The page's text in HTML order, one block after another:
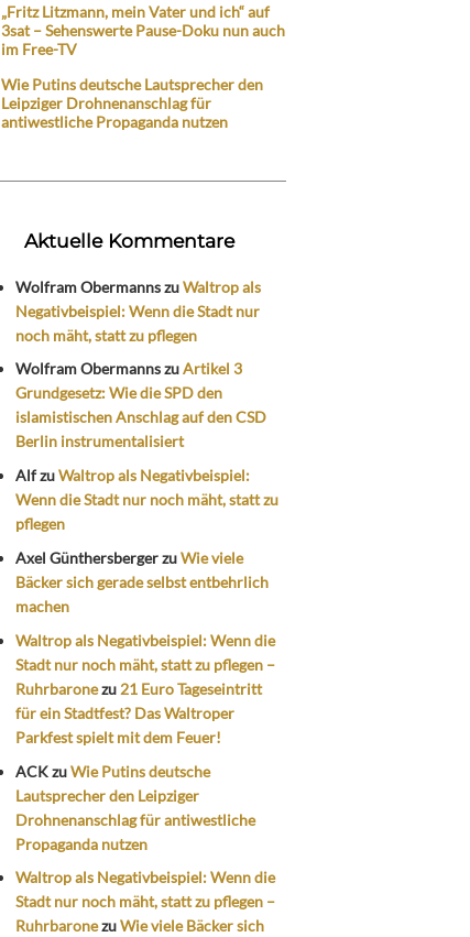
„Fritz Litzmann, mein Vater und ich“ auf
3sat – Sehenswerte Pause-Doku nun auch
im Free-TV
Wie Putins deutsche Lautsprecher den
Leipziger Drohnenanschlag für
antiwestliche Propaganda nutzen
Aktuelle Kommentare
Wolfram ObermannszuWaltrop als
Negativbeispiel: Wenn die Stadt nur
noch mäht, statt zu pflegen
Wolfram ObermannszuArtikel 3
Grundgesetz: Wie die SPD den
islamistischen Anschlag auf den CSD
Berlin instrumentalisiert
AlfzuWaltrop als Negativbeispiel:
Wenn die Stadt nur noch mäht, statt zu
pflegen
Axel GünthersbergerzuWie viele
Bäcker sich gerade selbst entbehrlich
machen
Waltrop als Negativbeispiel: Wenn die
Stadt nur noch mäht, statt zu pflegen –
Ruhrbaronezu 21 Euro Tageseintritt
für ein Stadtfest? Das Waltroper
Parkfest spielt mit dem Feuer!
ACKzuWie Putins deutsche
Lautsprecher den Leipziger
Drohnenanschlag für antiwestliche
Propaganda nutzen
Waltrop als Negativbeispiel: Wenn die
Stadt nur noch mäht, statt zu pflegen –
RuhrbaronezuWie viele Bäcker sich